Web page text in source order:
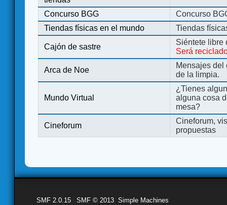
Concurso BGG
Concurso
Tiendas físicas en el mundo
Tiendas
Cajón de sastre
Siéntete libre
Será
Arca de Noe
Mensajes del
de la limpia.
Mundo Virtual
¿Tienes
alguna cosa
mesa?
Cineforum
Cineforum,
propuestas
SMF 2.0.15 SMF © 2013 Simple Machines